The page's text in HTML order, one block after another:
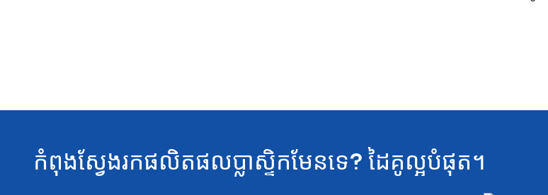
កំពុងស្វែងរកផលិតផលប្លាស្ទិកមែនទេ? ដៃគូល្អបំផុត។